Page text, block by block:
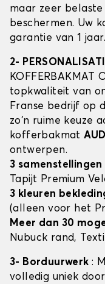
maar zeer
beschermen. Uw
garantie van 1 jaar.
2-
KOFFERBAKMAT
topkwaliteit van
Franse bedrijf op
zo'n ruime keuze
kofferbakmat
ontwerpen.
3 samenstellingen
Tapijt Premium
3 kleuren
(alleen voor het
Meer dan 30
Nubuck rand,
3- Borduurwerk :
volledig uniek